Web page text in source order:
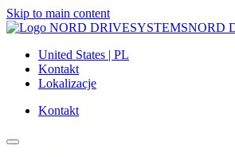
Skip to main content
NORD
United States | PL
Kontakt
Lokalizacje
Kontakt